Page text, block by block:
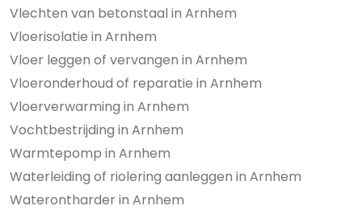
Vlechten van betonstaal in Arnhem
Vloerisolatie in Arnhem
Vloer leggen of vervangen in Arnhem
Vloeronderhoud of reparatie in Arnhem
Vloerverwarming in Arnhem
Vochtbestrijding in Arnhem
Warmtepomp in Arnhem
Waterleiding of riolering aanleggen in Arnhem
Waterontharder in Arnhem